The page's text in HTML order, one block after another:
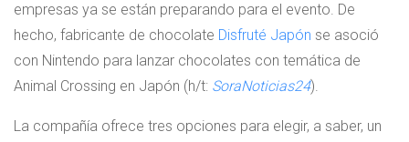
empresas ya se están preparando para el evento. De
hecho, fabricante de chocolate Disfruté Japón se asoció
con Nintendo para lanzar chocolates con temática de
Animal Crossing en Japón (h/t: SoraNoticias24).
La compañía ofrece tres opciones para elegir, a saber, un